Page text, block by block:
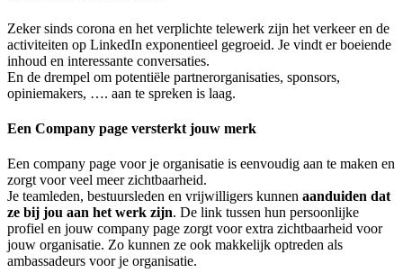
Zeker sinds corona en het verplichte telewerk zijn het verkeer en de
activiteiten op LinkedIn exponentieel gegroeid. Je vindt er boeiende
inhoud en interessante conversaties.
En de drempel om potentiële partnerorganisaties, sponsors,
opiniemakers, …. aan te spreken is laag.
Een Company page versterkt jouw merk
Een company page voor je organisatie is eenvoudig aan te maken en
zorgt voor veel meer zichtbaarheid.
Je teamleden, bestuursleden en vrijwilligers kunnen aanduiden dat
ze bij jou aan het werk zijn. De link tussen hun persoonlijke
profiel en jouw company page zorgt voor extra zichtbaarheid voor
jouw organisatie. Zo kunnen ze ook makkelijk optreden als
ambassadeurs voor je organisatie.